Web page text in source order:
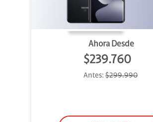
Ahora Desde
$239.760
Antes: $299.990